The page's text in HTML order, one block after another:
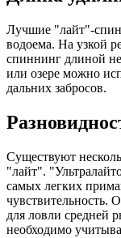
Лучшие "лайт"-
водоема. На узкой
спиннинг длиной
или озере можно
дальних забросов.
Существуют
"лайт".
самых легких
чувствительность.
для ловли средней
необходимо